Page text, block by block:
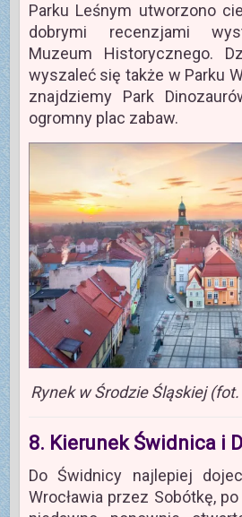
Parku Leśnym utworzono
dobrymi recenzjami
Muzeum Historycznego.
wyszaleć się także w Parku
znajdziemy Park
ogromny plac zabaw.
Rynek w Środzie Śląskiej
8. Kierunek Świdnica i
Do Świdnicy najlepiej
Wrocławia przez Sobótkę,